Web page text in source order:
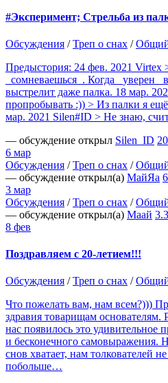
#Эксперимент; Стрельба из
Обсуждения /Треп о снах /
Предыстория: 24 фев. 2021 Virtex
_сомневаешься_. Когда _уверен_
выстрелит даже палка. 18 мар.
пропробывать :)) > Из палки я ещё
мар. 2021 Silen#ID > Не знаю,
— обсуждение открыл Silen_ID
6 мар
Обсуждения /Треп о снах /
— обсуждение открыл(а) МайЯа
3 мар
Обсуждения /Треп о снах /
— обсуждение открыл(а) Маай
8 фев
Поздравляем с 20-летием!!!
Обсуждения /Треп о снах /
Что пожелать вам, нам всем?)))
здравия товарищам основателям.
нас появилось это удивительное
и бесконечного самовыражения.
снов хватает, нам толкователей
побольше…